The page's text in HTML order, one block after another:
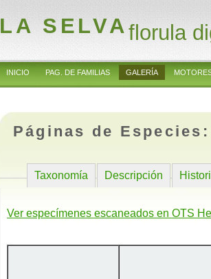
LA SELVAflorula
INICIO PAG. DE FAMILIAS GALERÍA
Páginas de
Taxonomía Descripción
Ver especímenes escaneados en OTS